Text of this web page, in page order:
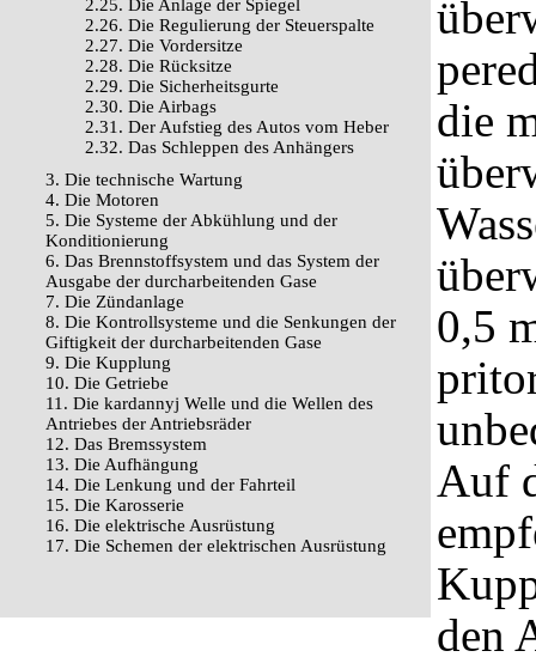
2.25. Die Anlage der Spiegel
2.26. Die Regulierung der Steuerspalte
2.27. Die Vordersitze
2.28. Die Rücksitze
2.29. Die Sicherheitsgurte
2.30. Die Airbags
2.31. Der Aufstieg des Autos vom Heber
2.32. Das Schleppen des Anhängers
3. Die technische Wartung
4. Die Motoren
5. Die Systeme der Abkühlung und der
Konditionierung
6. Das Brennstoffsystem und das System der
Ausgabe der durcharbeitenden Gase
7. Die Zündanlage
8. Die Kontrollsysteme und die Senkungen der
Giftigkeit der durcharbeitenden Gase
9. Die Kupplung
10. Die Getriebe
11. Die kardannyj Welle und die Wellen des
Antriebes der Antriebsräder
12. Das Bremssystem
13. Die Aufhängung
14. Die Lenkung und der Fahrteil
15. Die Karosserie
16. Die elektrische Ausrüstung
17. Die Schemen der elektrischen Ausrüstung
die
0,5
Auf
den